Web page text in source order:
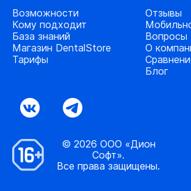
Возможности
Кому подходит
База знаний
Магазин DentalStore
Тарифы
Отзывы
Вопросы
О
Блог
© 2026 ООО «Дион
Софт».
Все права защищены.